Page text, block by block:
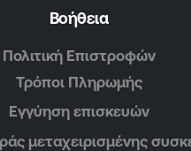
Βοήθεια
Πολιτική Επιστροφών
Τρόποι Πληρωμής
Εγγύηση επισκευών
μεταχειρισμένης